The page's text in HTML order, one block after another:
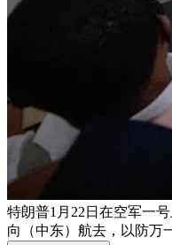
特朗普1月22日在空军一
向（中东）航去，以防万